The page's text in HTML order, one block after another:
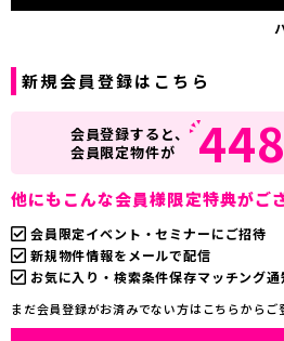
新規会員登録はこちら
会員登録すると、
会員限定物件が
448
他にもこんな会員様限定特典がご
会員限定イベント・セミナーにご招待
新規物件情報をメールで配信
お気に入り・検索条件保存マッチング
まだ会員登録がお済みでない方はこちらからご